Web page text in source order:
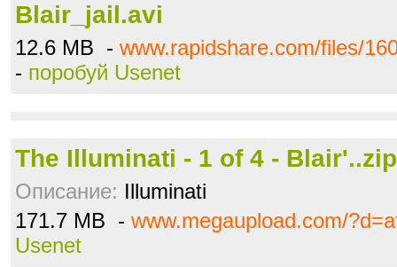
Blair_jail.avi
12.6 MB - www.rapidshare.com/files/
- поробуй Usenet
The Illuminati - 1 of 4 - Blair'..zip
Описание: Illuminati
171.7 MB - www.megaupload.com/
Usenet